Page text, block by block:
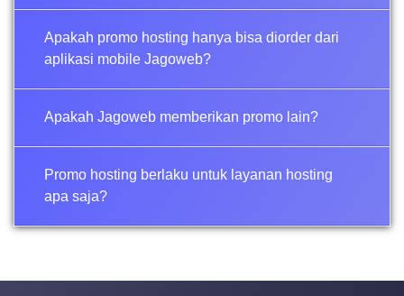
Apakah promo hosting hanya bisa diorder dari
aplikasi mobile Jagoweb?
Apakah Jagoweb memberikan promo lain?
Promo hosting berlaku untuk layanan hosting
apa saja?